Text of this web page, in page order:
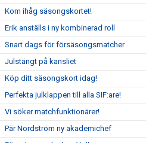
Kom ihåg säsongskortet!
Erik anställs i ny kombinerad roll
Snart dags för försäsongsmatcher
Julstängt på kansliet
Köp ditt säsongskort idag!
Perfekta julklappen till alla SIF:are!
Vi söker matchfunktionärer!
Pär Nordström ny akademichef